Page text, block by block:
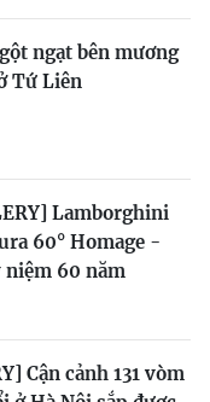
ngạt bên mương
Tứ Liên
Lamborghini
60° Homage -
60 năm
Cận cảnh 131 vòm